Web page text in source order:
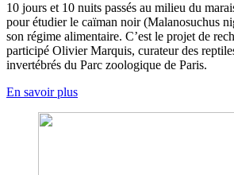
10 jours et 10 nuits passés au milieu du
pour étudier le caïman noir (Malanosuchus
son régime alimentaire. C’est le projet de
participé Olivier Marquis, curateur des
invertébrés du Parc zoologique de Paris.
En savoir plus